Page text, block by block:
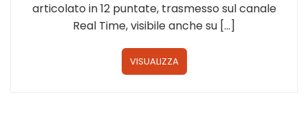
articolato in 12 puntate, trasmesso sul canale
Real Time, visibile anche su […]
VISUALIZZA